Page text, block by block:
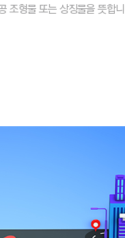
조형물 또는 상징물을 뜻합